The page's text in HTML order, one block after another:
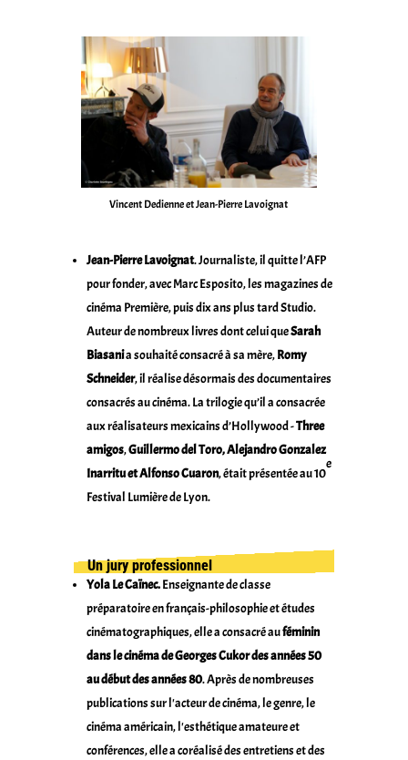
Vincent Dedienne et Jean-Pierre Lavoignat
Jean-Pierre Lavoignat. Journaliste, il quitte l’AFP
pour fonder, avec Marc Esposito, les magazines de
cinéma Première, puis dix ans plus tard Studio.
Auteur de nombreux livres dont celui queSarah
Biasania souhaité consacré à sa mère,Romy
Schneider, il réalise désormais des documentaires
consacrés au cinéma. La trilogie qu’il a consacrée
aux réalisateurs mexicains d’Hollywood -Three
amigos,Guillermo del Toro, Alejandro Gonzalez
Inarritu et Alfonso Cuaron, était présentée au 10
e
Festival Lumière de Lyon.
Un jury professionnel
Yola Le Caïnec.Enseignante de classe
préparatoire en français-philosophie et études
cinématographiques, elle a consacré auféminin
dans le cinéma de Georges Cukor des années 50
au début des années 80. Après de nombreuses
publications sur l'acteur de cinéma, le genre, le
cinéma américain, l'esthétique amateure et
conférences, elle a coréalisé des entretiens et des